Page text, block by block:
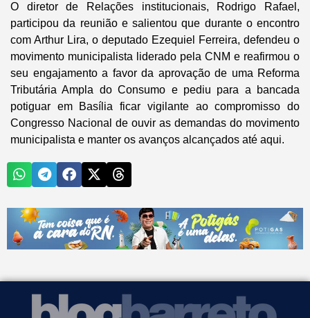
O diretor de Relações institucionais, Rodrigo Rafael,
participou da reunião e salientou que durante o encontro
com Arthur Lira, o deputado Ezequiel Ferreira, defendeu o
movimento municipalista liderado pela CNM e reafirmou o
seu engajamento a favor da aprovação de uma Reforma
Tributária Ampla do Consumo e pediu para a bancada
potiguar em Basília ficar vigilante ao compromisso do
Congresso Nacional de ouvir as demandas do movimento
municipalista e manter os avanços alcançados até aqui.